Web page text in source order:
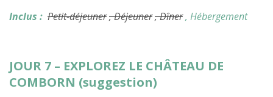
Inclus : Petit-déjeuner, Déjeuner, Dîner, Hébergement
JOUR 7 – EXPLOREZ LE CHÂTEAU DE
COMBORN (suggestion)